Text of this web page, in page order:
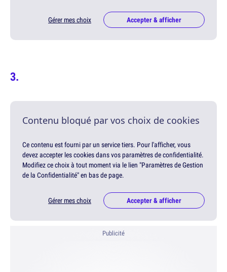
Gérer mes choix Accepter & afficher
Contenu bloqué par vos choix de cookies
Ce contenu est fourni par un service tiers. Pour l'afficher, vous
devez accepter les cookies dans vos paramètres de confidentialité.
Modifiez ce choix à tout moment via le lien "Paramètres de Gestion
de la Confidentialité" en bas de page.
Gérer mes choix Accepter & afficher
Publicité